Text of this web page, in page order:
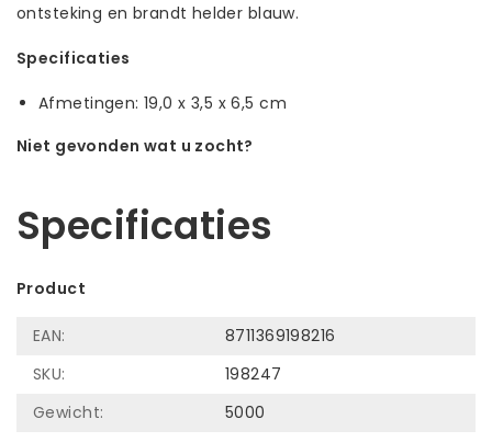
ontsteking en brandt helder blauw.
Specificaties
Afmetingen: 19,0 x 3,5 x 6,5 cm
Niet gevonden wat u zocht?
Specificaties
Product
EAN:
8711369198216
SKU:
198247
Gewicht:
5000